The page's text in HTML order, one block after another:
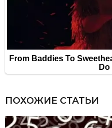
ПОХОЖИЕ СТАТЬИ